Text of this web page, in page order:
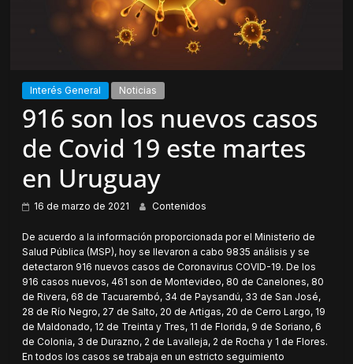
Interés General Noticias
916 son los nuevos casos
de Covid 19 este martes
en Uruguay
16 de marzo de 2021 Contenidos
De acuerdo a la información proporcionada por el Ministerio de
Salud Pública (MSP), hoy se llevaron a cabo 9835 análisis y se
detectaron 916 nuevos casos de Coronavirus COVID-19. De los
916 casos nuevos, 461 son de Montevideo, 80 de Canelones, 80
de Rivera, 68 de Tacuarembó, 34 de Paysandú, 33 de San José,
28 de Río Negro, 27 de Salto, 20 de Artigas, 20 de Cerro Largo, 19
de Maldonado, 12 de Treinta y Tres, 11 de Florida, 9 de Soriano, 6
de Colonia, 3 de Durazno, 2 de Lavalleja, 2 de Rocha y 1 de Flores.
En todos los casos se trabaja en un estricto seguimiento